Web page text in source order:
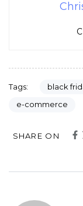
Tags: black
e-commerce
SHARE ON